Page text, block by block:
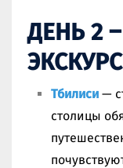
ДЕНЬ 2
Тбилиси —
столицы